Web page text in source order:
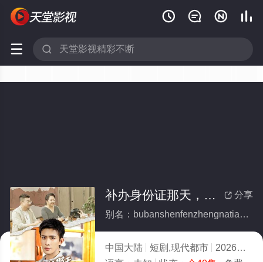
   
 
 分享
补办身份证那天，我凭白多了个女儿(全集)
别名：bubanshenfenzhengnatianwopingbaiduoliaogenver
中国大陆 短剧,现代都市 2026
4.0